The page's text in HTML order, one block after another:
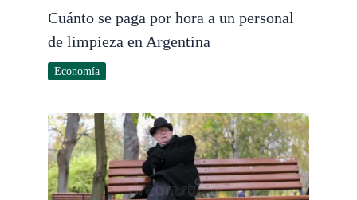
Cuánto se paga por hora a un personal
de limpieza en Argentina
Economía